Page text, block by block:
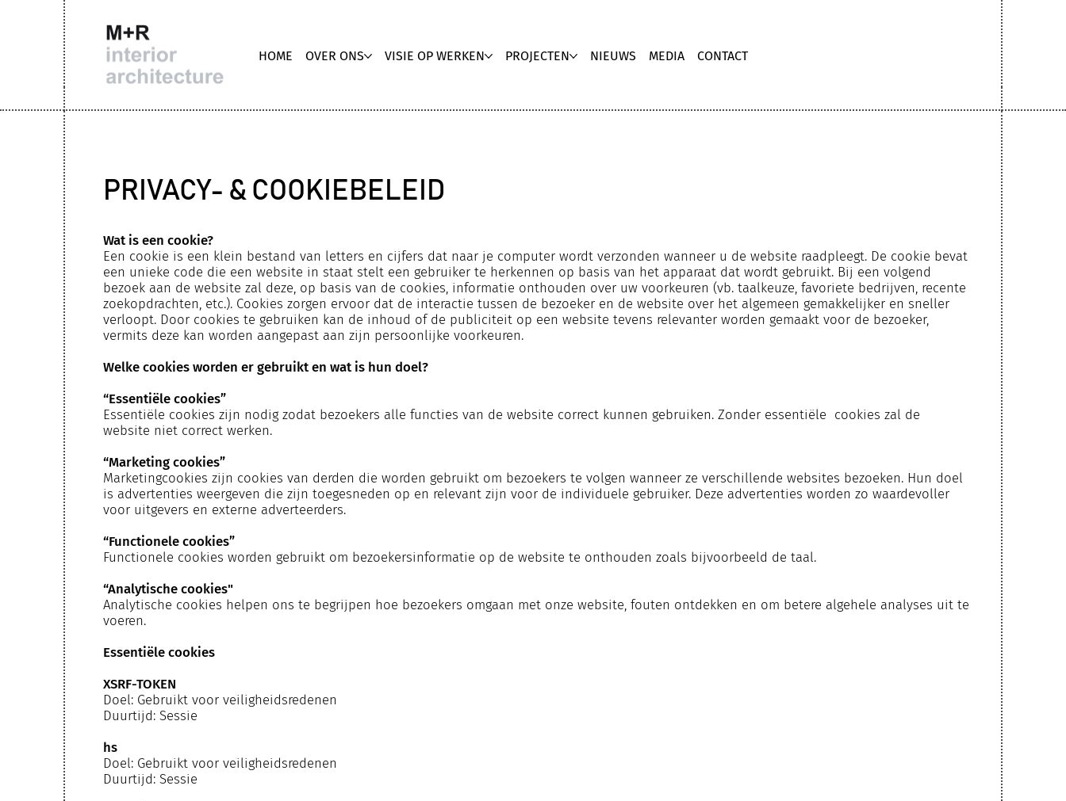
HOME OVER ONS VISIE OP WERKEN PROJECTEN NIEUWS MEDIA CONTACT
PRIVACY- & COOKIEBELEID
Wat is een cookie?
Een cookie is een klein bestand van letters en cijfers dat naar je computer wordt verzonden wanneer u de website raadpleegt. De cookie bevat
een unieke code die een website in staat stelt een gebruiker te herkennen op basis van het apparaat dat wordt gebruikt. Bij een volgend
bezoek aan de website zal deze, op basis van de cookies, informatie onthouden over uw voorkeuren (vb. taalkeuze, favoriete bedrijven, recente
zoekopdrachten, etc.). Cookies zorgen ervoor dat de interactie tussen de bezoeker en de website over het algemeen gemakkelijker en sneller
verloopt. Door cookies te gebruiken kan de inhoud of de publiciteit op een website tevens relevanter worden gemaakt voor de bezoeker,
vermits deze kan worden aangepast aan zijn persoonlijke voorkeuren.
Welke cookies worden er gebruikt en wat is hun doel?
“Essentiële cookies”
Essentiële cookies zijn nodig zodat bezoekers alle functies van de website correct kunnen gebruiken. Zonder essentiële cookies zal de
website niet correct werken.
“Marketing cookies”
Marketingcookies zijn cookies van derden die worden gebruikt om bezoekers te volgen wanneer ze verschillende websites bezoeken. Hun doel
is advertenties weergeven die zijn toegesneden op en relevant zijn voor de individuele gebruiker. Deze advertenties worden zo waardevoller
voor uitgevers en externe adverteerders.
“Functionele cookies”
Functionele cookies worden gebruikt om bezoekersinformatie op de website te onthouden zoals bijvoorbeeld de taal.
“Analytische cookies"
Analytische cookies helpen ons te begrijpen hoe bezoekers omgaan met onze website, fouten ontdekken en om betere algehele analyses uit te
voeren.
Essentiële cookies
XSRF-TOKEN
Doel: Gebruikt voor veiligheidsredenen
Duurtijd: Sessie
hs
Doel: Gebruikt voor veiligheidsredenen
Duurtijd: Sessie